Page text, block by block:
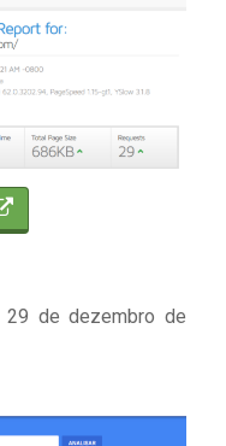
29 de dezembro de